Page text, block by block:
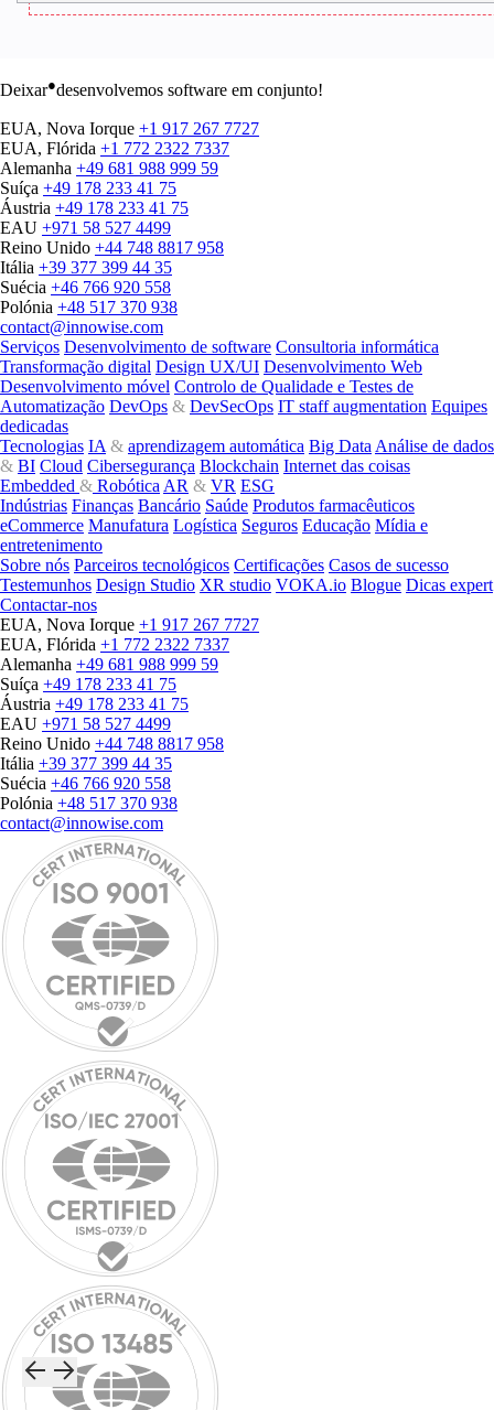
Deixar●desenvolvemos software em conjunto!
EUA, Nova Iorque +1 917 267 7727
EUA, Flórida +1 772 2322 7337
Alemanha +49 681 988 999 59
Suíça +49 178 233 41 75
Áustria +49 178 233 41 75
EAU +971 58 527 4499
Reino Unido +44 748 8817 958
Itália +39 377 399 44 35
Suécia +46 766 920 558
Polónia +48 517 370 938
contact@innowise.com
Serviços Desenvolvimento de software Consultoria informática
Transformação digital Design UX/UI Desenvolvimento Web
Desenvolvimento móvel Controlo de Qualidade e Testes de
Automatização DevOps & DevSecOps IT staff augmentation Equipes
dedicadas
Tecnologias IA & aprendizagem automática Big Data Análise de dados
& BI Cloud Cibersegurança Blockchain Internet das coisas
Embedded & Robótica AR & VR ESG
Indústrias Finanças Bancário Saúde Produtos farmacêuticos
eCommerce Manufatura Logística Seguros Educação Mídia e
entretenimento
Sobre nós Parceiros tecnológicos Certificações Casos de sucesso
Testemunhos Design Studio XR studio VOKA.io Blogue Dicas expert
Contactar-nos
EUA, Nova Iorque +1 917 267 7727
EUA, Flórida +1 772 2322 7337
Alemanha +49 681 988 999 59
Suíça +49 178 233 41 75
Áustria +49 178 233 41 75
EAU +971 58 527 4499
Reino Unido +44 748 8817 958
Itália +39 377 399 44 35
Suécia +46 766 920 558
Polónia +48 517 370 938
contact@innowise.com